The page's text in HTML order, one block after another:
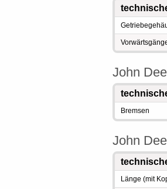
John
Bremsen
John
Länge (mit